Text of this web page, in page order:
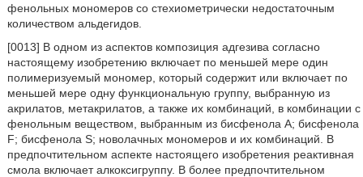
фенольных мономеров со стехиометрически недостаточным
количеством альдегидов.
[0013] В одном из аспектов композиция адгезива согласно
настоящему изобретению включает по меньшей мере один
полимеризуемый мономер, который содержит или включает по
меньшей мере одну функциональную группу, выбранную из
акрилатов, метакрилатов, а также их комбинаций, в комбинации с
фенольным веществом, выбранным из бисфенола А; бисфенола
F; бисфенола S; новолачных мономеров и их комбинаций. В
предпочтительном аспекте настоящего изобретения реактивная
смола включает алкоксигруппу. В более предпочтительном